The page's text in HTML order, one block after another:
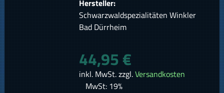
Hersteller:
Schwarzwaldspezialitäten Winkler
Bad Dürrheim
44,95 €
inkl. MwSt. zzgl.Versandkosten
MwSt: 19%